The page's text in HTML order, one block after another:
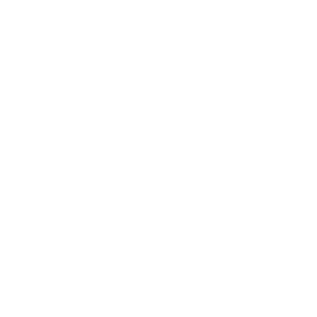
условиях. Отзывчивые люди, всегда идущие на
перед ними и возложенную на них
до объекта. Нефтетанки выдержали
как надежное и мобильное оборудование,
и организации работ позволил осуществить
чем трехлетний опыт эксплуатации